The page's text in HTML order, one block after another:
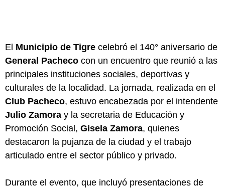
El Municipio de Tigre celebró el 140° aniversario de
General Pacheco con un encuentro que reunió a las
principales instituciones sociales, deportivas y
culturales de la localidad. La jornada, realizada en el
Club Pacheco, estuvo encabezada por el intendente
Julio Zamora y la secretaria de Educación y
Promoción Social, Gisela Zamora, quienes
destacaron la pujanza de la ciudad y el trabajo
articulado entre el sector público y privado.
Durante el evento, que incluyó presentaciones de